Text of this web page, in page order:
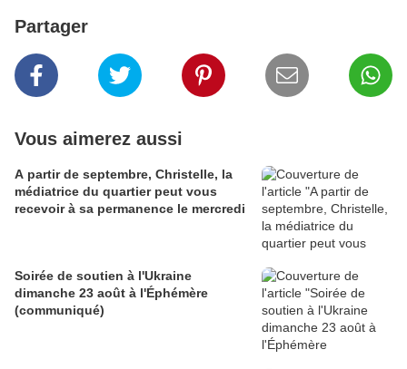
Partager
Vous aimerez aussi
A partir de septembre, Christelle, la
médiatrice du quartier peut vous
recevoir à sa permanence le mercredi
Soirée de soutien à l'Ukraine
dimanche 23 août à l'Éphémère
(communiqué)